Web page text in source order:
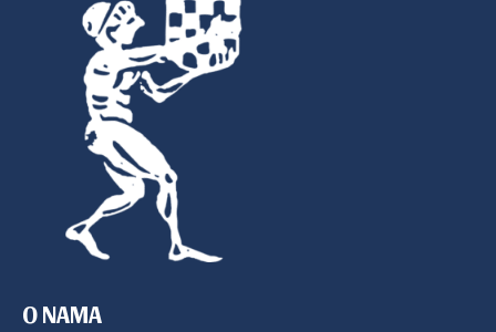
O NAMA